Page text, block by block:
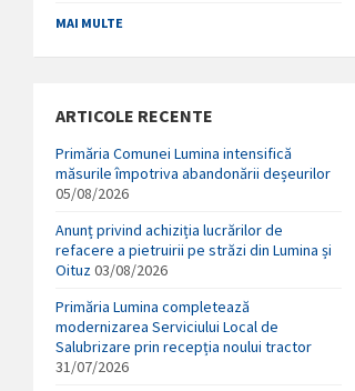
MAI MULTE
ARTICOLE RECENTE
Primăria Comunei Lumina intensifică
măsurile împotriva abandonării deșeurilor
05/08/2026
Anunț privind achiziția lucrărilor de
refacere a pietruirii pe străzi din Lumina și
Oituz03/08/2026
Primăria Lumina completează
modernizarea Serviciului Local de
Salubrizare prin recepția noului tractor
31/07/2026